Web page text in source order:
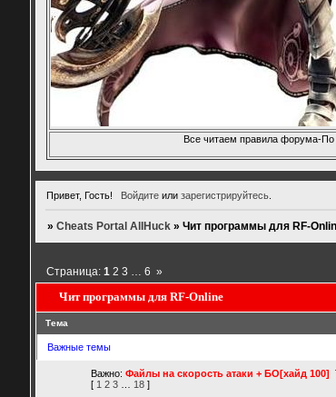
Все читаем правила форума-По
Привет, Гость! Войдитеили зарегистрируйтесь.
»Cheats Portal AllHuck »Чит программы для RF-
Чит программы для RF-Online
Страница:1 2 3 … 6 »
Тема
Важные темы
Важно: Файлы на скорость атаки + БО[хайд 100]
[ 1 2 3 18 ]